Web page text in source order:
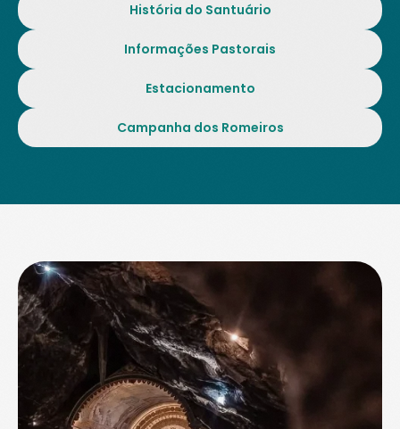
História do Santuário
Informações Pastorais
Estacionamento
Campanha dos Romeiros